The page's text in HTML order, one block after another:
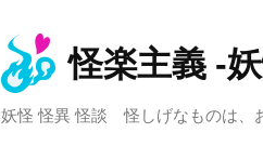
怪楽主義 -
妖怪 怪異 怪談 怪しげなものは、